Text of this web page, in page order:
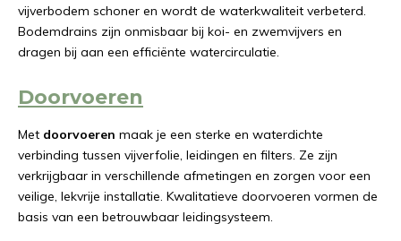
vijverbodem schoner en wordt de waterkwaliteit verbeterd.
Bodemdrains zijn onmisbaar bij koi- en zwemvijvers en
dragen bij aan een efficiënte watercirculatie.
Doorvoeren
Met doorvoeren maak je een sterke en waterdichte
verbinding tussen vijverfolie, leidingen en filters. Ze zijn
verkrijgbaar in verschillende afmetingen en zorgen voor een
veilige, lekvrije installatie. Kwalitatieve doorvoeren vormen de
basis van een betrouwbaar leidingsysteem.